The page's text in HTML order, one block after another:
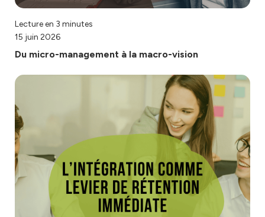
Lecture en 3 minutes
15 juin 2026
Du micro-management à la macro-vision